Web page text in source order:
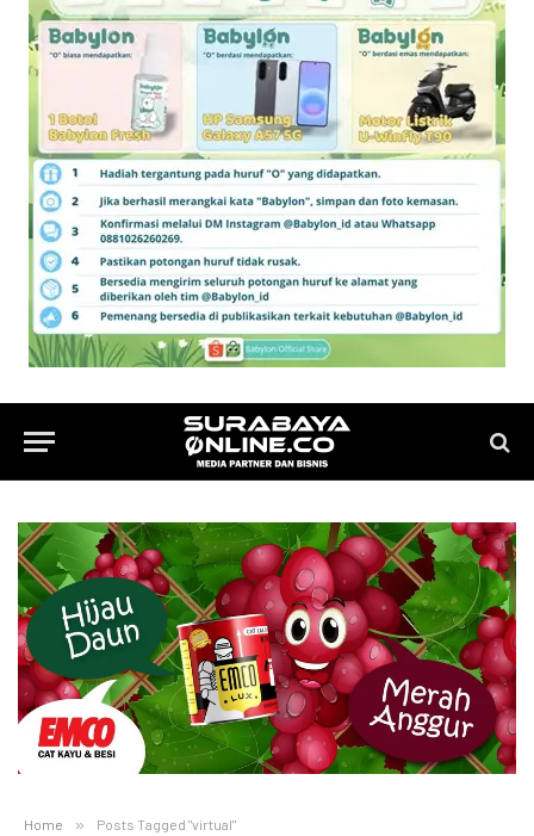
Home » Posts Tagged "virtual"